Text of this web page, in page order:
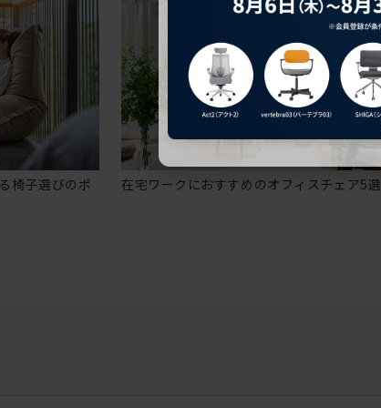
椅子選びのポ
在宅ワークにおすすめのオフィスチェア5選